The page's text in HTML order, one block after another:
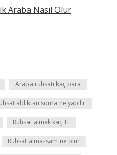
Araba Nasıl Olur
Araba ruhsatı kaç para
aldıktan sonra ne yapılır
Ruhsat almak kaç TL
Ruhsat almazsam ne olur